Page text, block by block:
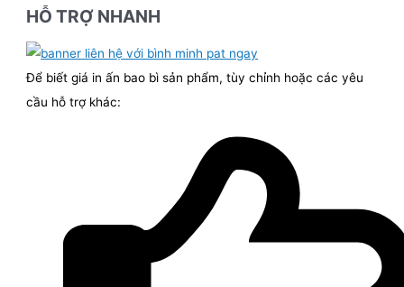
HỖ TRỢ NHANH
Để biết giá in ấn bao bì sản phẩm, tùy chỉnh hoặc các yêu
cầu hỗ trợ khác: